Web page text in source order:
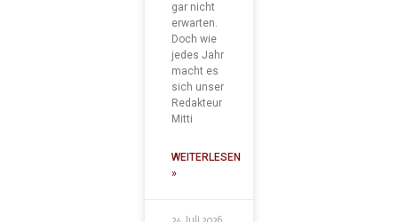
gar nicht
erwarten.
Doch wie
jedes Jahr
macht es
sich unser
Redakteur
Mitti
WEITERLESEN
»